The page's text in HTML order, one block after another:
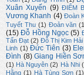
Xuân Xuyến (9) ĐIỂM
Vương Khanh (4) Đoàn
Tuyết Thu (1) Đoản văn
(15) Đỗ Hồng Ngọc (5)
Tấn Đạt (2) Đỗ Thị Kim Hải
Linh (1) Đức Tiên (3)
Đình (8) Giang Hiền
(1) Hà Nguyên (2) Hà Nhi
Hằng (1) Hà Tùng Sơn (1)